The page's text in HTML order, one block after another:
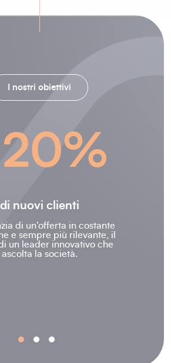
I nostri obiettivi
di nuovi clienti
di un'offerta in costante
e sempre più rilevante, il
un leader innovativo che
ascolta la società.